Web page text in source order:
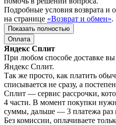
Подробные условия возврата и
на странице «Возврат и обмен».
Показать полностью
Оплата
Яндекс Сплит
При любом способе доставке
Яндекс Сплит.
Так же просто, как платить
списывается не сразу, а
Сплит — сервис рассрочки,
4 части. В момент покупки
суммы, дальше — 3 платежа раз
Без комиссии, оплачиваете